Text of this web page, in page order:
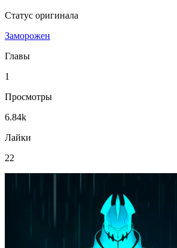
Статус оригинала
Заморожен
Главы
1
Просмотры
6.84k
Лайки
22